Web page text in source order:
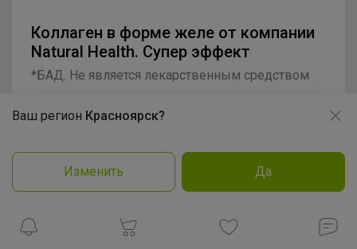
Ваш регион Красноярск?
Изменить Да
Коллаген в форме желе от компании
Natural Health. Супер эффект
*БАД. Не является лекарственным средством
профессиональная декоративная
Брюнетка
Продолжая использовать этот сайт и нажимая кнопку
Принять